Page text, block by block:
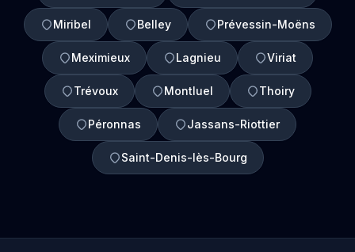
Miribel Belley Prévessin-Moëns
Meximieux Lagnieu Viriat
Trévoux Montluel Thoiry
Péronnas Jassans-Riottier
Saint-Denis-lès-Bourg